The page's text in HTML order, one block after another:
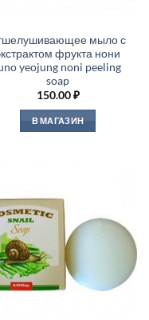
мыло с
фрукта нони
yeojung noni peeling
soap
150.00₽
В МАГАЗИН